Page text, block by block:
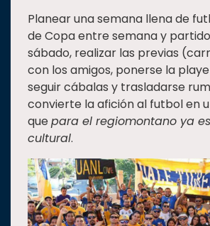
Planear una semana llena de
de Copa entre semana y
sábado, realizar las previas
con los amigos, ponerse la
seguir cábalas y trasladarse
convierte la afición al futbol en
quepara el regiomontano ya
cultural.